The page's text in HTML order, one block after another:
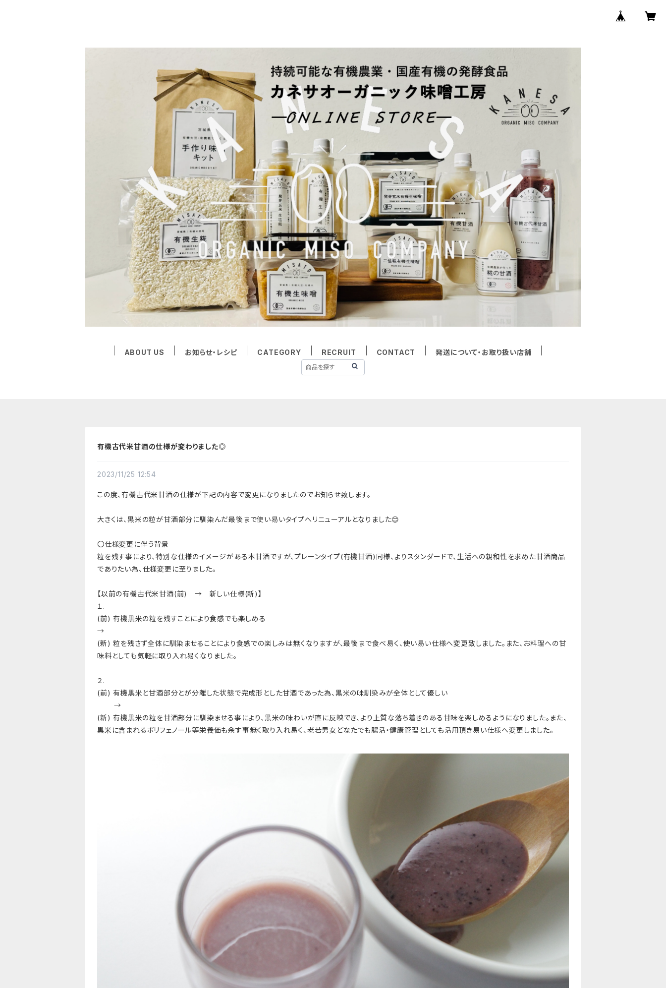
ABOUT US お知らせ・レシピ CATEGORY RECRUIT CONTACT 発送について・お取り扱い店舗
有機古代米甘酒の仕様が変わりました◎
2023/11/25 12:54
この度、有機古代米甘酒の仕様が下記の内容で変更になりましたのでお知らせ致します。
大きくは、黒米の粒が甘酒部分に馴染んだ最後まで使い易いタイプへリニューアルとなりました😊
〇仕様変更に伴う背景
粒を残す事により、特別な仕様のイメージがある本甘酒ですが、プレーンタイプ(有機甘酒)同様、よりスタンダードで、生活への親和性を求めた甘酒商品
でありたい為、仕様変更に至りました。
【以前の有機古代米甘酒(前) → 新しい仕様(新)】
１.
(前) 有機黒米の粒を残すことにより食感でも楽しめる
→
(新) 粒を残さず全体に馴染ませることにより食感での楽しみは無くなりますが、最後まで食べ易く、使い易い仕様へ変更致しました。また、お料理への甘
味料としても気軽に取り入れ易くなりました。
２.
(前) 有機黒米と甘酒部分とが分離した状態で完成形とした甘酒であった為、黒米の味馴染みが全体として優しい
→
(新) 有機黒米の粒を甘酒部分に馴染ませる事により、黒米の味わいが直に反映でき、より上質な落ち着きのある甘味を楽しめるようになりました。また、
黒米に含まれるポリフェノール等栄養価も余す事無く取り入れ易く、老若男女どなたでも腸活・健康管理としても活用頂き易い仕様へ変更しました。